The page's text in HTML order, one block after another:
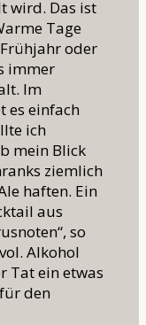
wird. Das ist
Tage
oder
immer
Im
es einfach
ich
mein Blick
ziemlich
haften. Ein
aus
so
Alkohol
Tat ein etwas
den